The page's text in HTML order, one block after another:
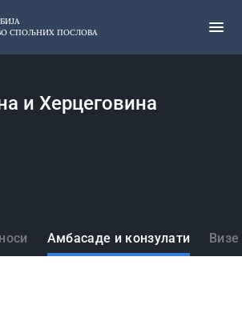
СПОЉНИХ ПОСЛОВА
и Херцеговина
Амбасаде и конзулати